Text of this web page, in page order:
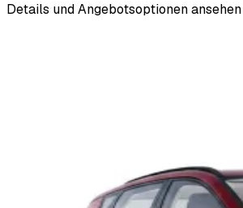
Details und Angebotsoptionen ansehen